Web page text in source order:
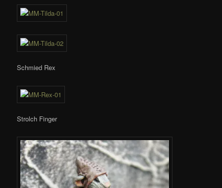
Schmied Rex
Strolch Finger